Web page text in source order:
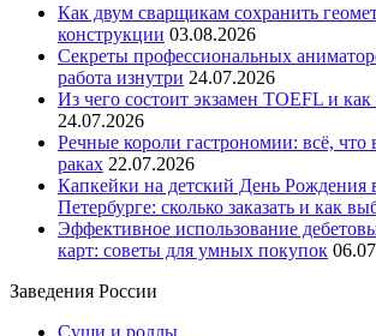
Как двум сварщикам сохранить
конструкции 03.08.2026
Секреты профессиональных
работа изнутри 24.07.2026
Из чего состоит экзамен TOEFL и
24.07.2026
Речные короли гастрономии: всё, что
раках 22.07.2026
Капкейки на детский День Рождения
Петербурге: сколько заказать и как
Эффективное использование
карт: советы для умных покупок
Заведения России